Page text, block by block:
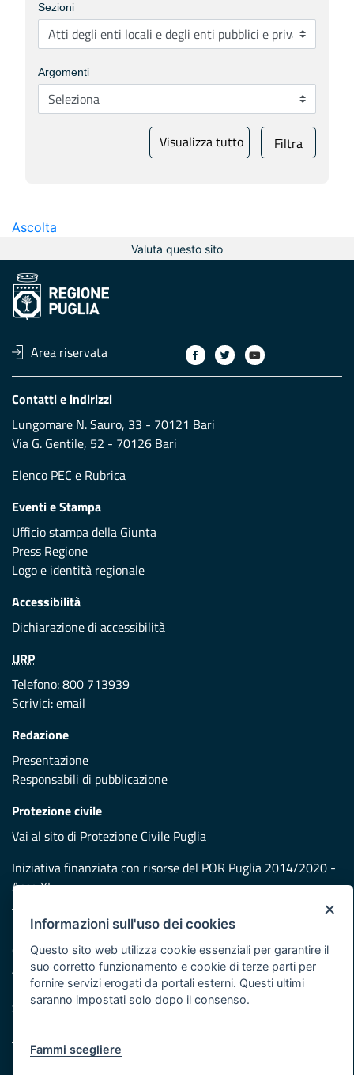
Sezioni
Argomenti
Visualizza tutto Filtra
Ascolta
Valuta questo sito
Area riservata
Contatti e indirizzi
Lungomare N. Sauro, 33 - 70121 Bari
Via G. Gentile, 52 - 70126 Bari
Elenco PEC e Rubrica
Eventi e Stampa
Ufficio stampa della Giunta
Press Regione
Logo e identità regionale
Accessibilità
Dichiarazione di accessibilità
URP
Telefono: 800 713939
Scrivici:email
Redazione
Presentazione
Responsabili di pubblicazione
Protezione civile
Vai al sito di Protezione Civile Puglia
Iniziativa finanziata con risorse del POR Puglia 2014/2020 -
Asse XI
Note legali
Cookie e privacy
Atti di notifica
Feed RSS
Servizi Intranet
×
Informazioni sull'uso dei cookies
Questo sito web utilizza cookie essenziali per garantire il
suo corretto funzionamento e cookie di terze parti per
fornire servizi erogati da portali esterni. Questi ultimi
saranno impostati solo dopo il consenso.
Fammi scegliere